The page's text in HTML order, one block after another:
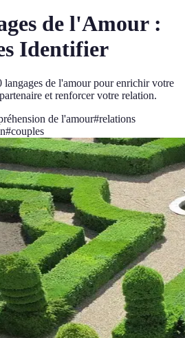
de l'Amour :
Identifier
de l'amour pour enrichir votre
et renforcer votre relation.
de l'amour#relations
#couples